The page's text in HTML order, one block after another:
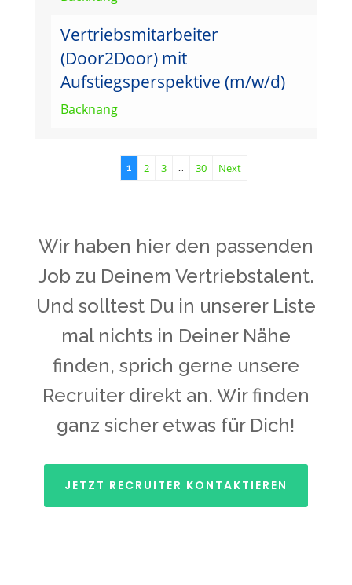
Vertriebsmitarbeiter
(Door2Door) mit
Aufstiegsperspektive (m/w/d)
Backnang
1 2 3 … 30 Next
Wir haben hier den passenden
Job zu Deinem Vertriebstalent.
Und solltest Du in unserer Liste
mal nichts in Deiner Nähe
finden, sprich gerne unsere
Recruiter direkt an. Wir finden
ganz sicher etwas für Dich!
JETZT RECRUITER KONTAKTIEREN